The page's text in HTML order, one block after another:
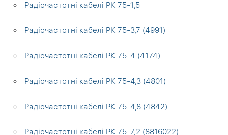
Радіочастотні кабелі РК 75-1,5
Радіочастотні кабелі РК 75-3,7 (4991)
Радіочастотні кабелі РК 75-4 (4174)
Радіочастотні кабелі РК 75-4,3 (4801)
Радіочастотні кабелі РК 75-4,8 (4842)
Радіочастотні кабелі РК 75-7,2 (8816022)